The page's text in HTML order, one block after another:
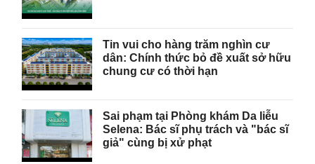
Tin vui cho hàng trăm nghìn cư
dân: Chính thức bỏ đề xuất sở hữu
chung cư có thời hạn
Sai phạm tại Phòng khám Da liễu
Selena: Bác sĩ phụ trách và "bác sĩ
giả" cùng bị xử phạt